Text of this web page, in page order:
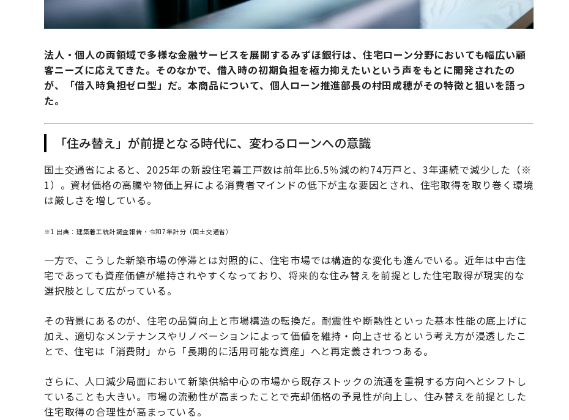
法人・個人の両領域で多様な金融サービスを展開するみずほ銀行は、住宅ローン分野においても幅広い顧
客ニーズに応えてきた。そのなかで、借入時の初期負担を極力抑えたいという声をもとに開発されたの
が、「借入時負担ゼロ型」だ。本商品について、個人ローン推進部長の村田成穂がその特徴と狙いを語っ
た。
「住み替え」が前提となる時代に、変わるローンへの意識
国土交通省によると、2025年の新設住宅着工戸数は前年比6.5％減の約74万戸と、3年連続で減少した（※
1）。資材価格の高騰や物価上昇による消費者マインドの低下が主な要因とされ、住宅取得を取り巻く環境
は厳しさを増している。
※1 出典：建築着工統計調査報告・令和7年計分（国土交通省）
一方で、こうした新築市場の停滞とは対照的に、住宅市場では構造的な変化も進んでいる。近年は中古住
宅であっても資産価値が維持されやすくなっており、将来的な住み替えを前提とした住宅取得が現実的な
選択肢として広がっている。
その背景にあるのが、住宅の品質向上と市場構造の転換だ。耐震性や断熱性といった基本性能の底上げに
加え、適切なメンテナンスやリノベーションによって価値を維持・向上させるという考え方が浸透したこ
とで、住宅は「消費財」から「長期的に活用可能な資産」へと再定義されつつある。
さらに、人口減少局面において新築供給中心の市場から既存ストックの流通を重視する方向へとシフトし
ていることも大きい。市場の流動性が高まったことで売却価格の予見性が向上し、住み替えを前提とした
住宅取得の合理性が高まっている。